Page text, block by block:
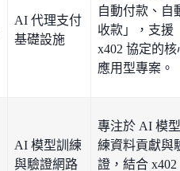
AI 代理支付
基礎設施
自動付款、自
收款」，支援
x402 協定的核
應用型專案。
AI 模型訓練
與驗證網路
專注於 AI 模
練資料貢獻與
證，結合 x402